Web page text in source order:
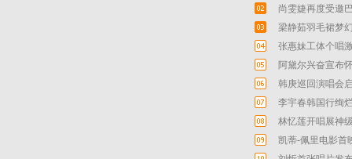
尚雯婕再度受邀
梁静茹羽毛裙梦
张惠妹工体个唱
阿黛尔兴奋宣布
韩庚巡回演唱会
李宇春韩国行绚
林忆莲开唱展神
凯蒂-佩里电影首